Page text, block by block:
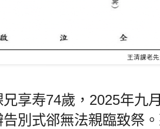
王清課老
兄享寿74歲，2025年九
告別式郤無法親臨致祭